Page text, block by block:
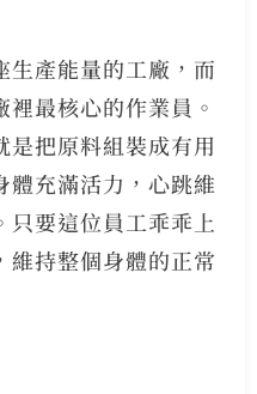
生產能量的工廠，而
最核心的作業員。
是把原料組裝成有用
體充滿活力，心跳維
要這位員工乖乖上
維持整個身體的正常